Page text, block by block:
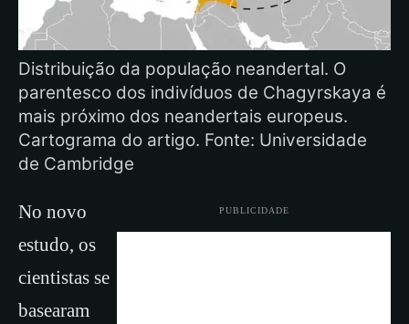
Distribuição da população neandertal. O
parentesco dos indivíduos de Chagyrskaya é
mais próximo dos neandertais europeus.
Cartograma do artigo. Fonte: Universidade
de Cambridge
PUBLICIDADE
No novo
estudo, os
cientistas se
basearam